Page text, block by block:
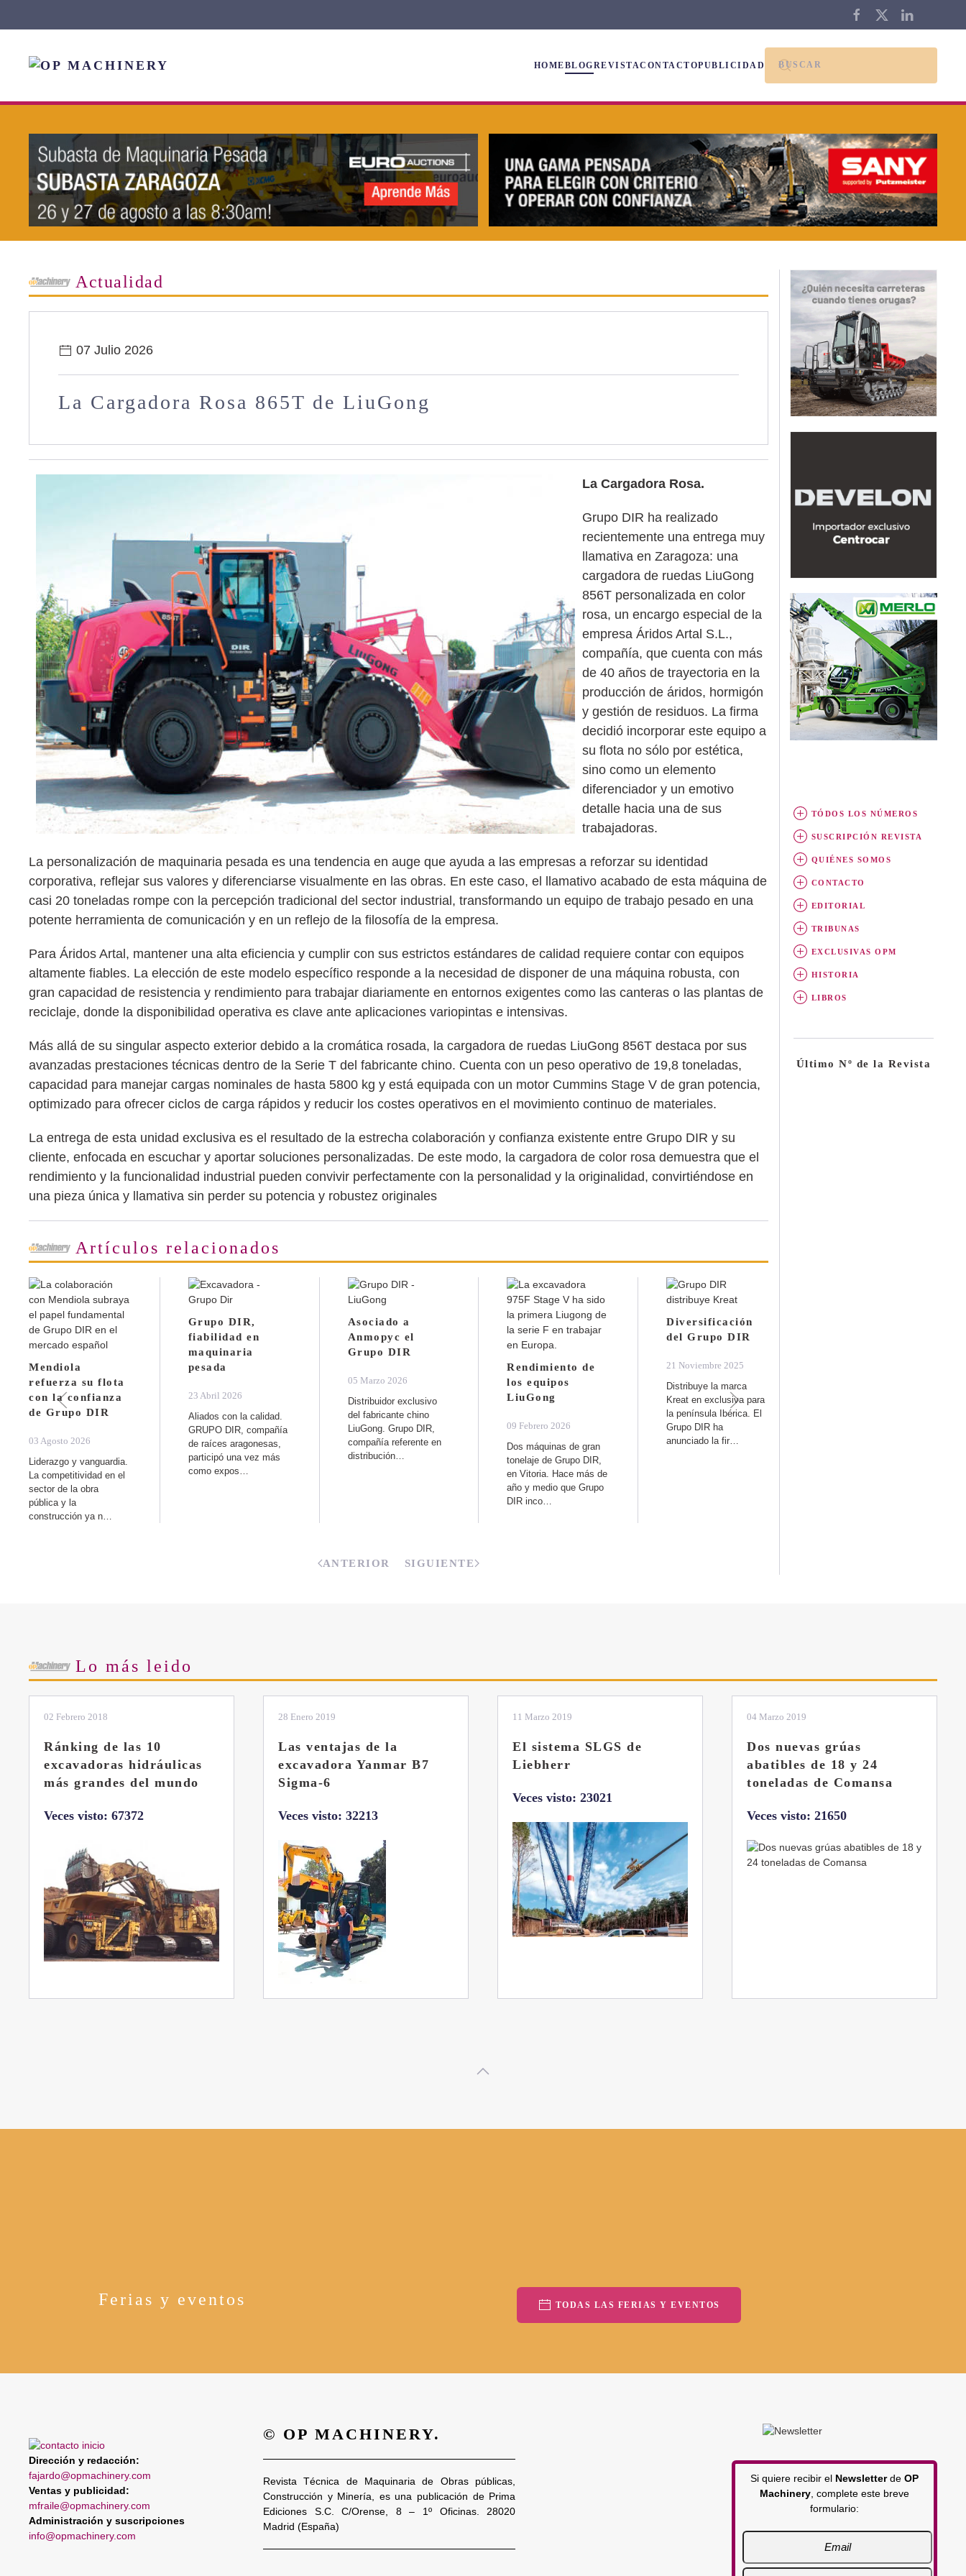
HOMEBLOGREVISTACONTACTOPUBLICIDAD
Actualidad
07 Julio 2026
La Cargadora Rosa 865T de LiuGong
La Cargadora Rosa.
Grupo DIR ha realizado
recientemente una entrega muy
llamativa en Zaragoza: una
cargadora de ruedas LiuGong
856T personalizada en color
rosa, un encargo especial de la
empresa Áridos Artal S.L.,
compañía, que cuenta con más
de 40 años de trayectoria en la
producción de áridos, hormigón
y gestión de residuos. La firma
decidió incorporar este equipo a
su flota no sólo por estética,
sino como un elemento
diferenciador y un emotivo
detalle hacia una de sus
trabajadoras.
La personalización de maquinaria pesada es una tendencia en auge que ayuda a las empresas a reforzar su identidad
corporativa, reflejar sus valores y diferenciarse visualmente en las obras. En este caso, el llamativo acabado de esta máquina de
casi 20 toneladas rompe con la percepción tradicional del sector industrial, transformando un equipo de trabajo pesado en una
potente herramienta de comunicación y en un reflejo de la filosofía de la empresa.
Para Áridos Artal, mantener una alta eficiencia y cumplir con sus estrictos estándares de calidad requiere contar con equipos
altamente fiables. La elección de este modelo específico responde a la necesidad de disponer de una máquina robusta, con
gran capacidad de resistencia y rendimiento para trabajar diariamente en entornos exigentes como las canteras o las plantas de
reciclaje, donde la disponibilidad operativa es clave ante aplicaciones variopintas e intensivas.
Más allá de su singular aspecto exterior debido a la cromática rosada, la cargadora de ruedas LiuGong 856T destaca por sus
avanzadas prestaciones técnicas dentro de la Serie T del fabricante chino. Cuenta con un peso operativo de 19,8 toneladas,
capacidad para manejar cargas nominales de hasta 5800 kg y está equipada con un motor Cummins Stage V de gran potencia,
optimizado para ofrecer ciclos de carga rápidos y reducir los costes operativos en el movimiento continuo de materiales.
La entrega de esta unidad exclusiva es el resultado de la estrecha colaboración y confianza existente entre Grupo DIR y su
cliente, enfocada en escuchar y aportar soluciones personalizadas. De este modo, la cargadora de color rosa demuestra que el
rendimiento y la funcionalidad industrial pueden convivir perfectamente con la personalidad y la originalidad, convirtiéndose en
una pieza única y llamativa sin perder su potencia y robustez originales
Artículos relacionados
Mendiola
refuerza su flota
con la confianza
de Grupo DIR
03 Agosto 2026
Liderazgo y vanguardia.
La competitividad en el
sector de la obra
pública y la
construcción ya n…
Grupo DIR,
fiabilidad en
maquinaria
pesada
23 Abril 2026
Aliados con la calidad.
GRUPO DIR, compañía
de raíces aragonesas,
participó una vez más
como expos…
Asociado a
Anmopyc el
Grupo DIR
05 Marzo 2026
Distribuidor exclusivo
del fabricante chino
LiuGong. Grupo DIR,
compañía referente en
distribución…
Rendimiento de
los equipos
LiuGong
09 Febrero 2026
Dos máquinas de gran
tonelaje de Grupo DIR,
en Vitoria. Hace más de
año y medio que Grupo
DIR inco…
Diversificación
del Grupo DIR
21 Noviembre 2025
Distribuye la marca
Kreat en exclusiva para
la península Ibérica. El
Grupo DIR ha
anunciado la fir…
ANTERIOR SIGUIENTE
TÓDOS LOS NÚMEROS
SUSCRIPCIÓN REVISTA
QUIÉNES SOMOS
CONTACTO
EDITORIAL
TRIBUNAS
EXCLUSIVAS OPM
HISTORIA
LIBROS
Último Nº de la Revista
Lo más leido
02 Febrero 2018
Ránking de las 10
excavadoras hidráulicas
más grandes del mundo
Veces visto: 67372
28 Enero 2019
Las ventajas de la
excavadora Yanmar B7
Sigma-6
Veces visto: 32213
11 Marzo 2019
El sistema SLGS de
Liebherr
Veces visto: 23021
04 Marzo 2019
Dos nuevas grúas
abatibles de 18 y 24
toneladas de Comansa
Veces visto: 21650
Ferias y eventos TODAS LAS FERIAS Y EVENTOS
Dirección y redacción:
fajardo@opmachinery.com
Ventas y publicidad:
mfraile@opmachinery.com
Administración y suscripciones
info@opmachinery.com
© OP MACHINERY.
Revista Técnica de Maquinaria de Obras públicas,
Construcción y Minería, es una publicación de Prima
Ediciones S.C. C/Orense, 8 – 1º Oficinas. 28020
Madrid (España)
Si quiere recibir el Newsletterde OP
Machinery , complete este breve
formulario: